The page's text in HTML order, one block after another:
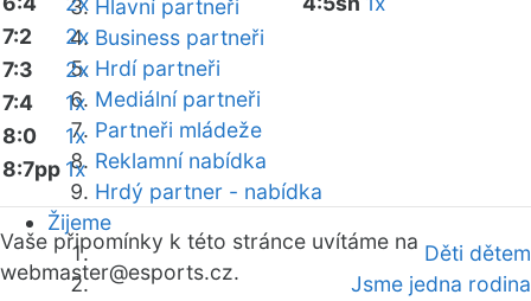
Hlavní partneři
Business partneři
Hrdí partneři
Mediální partneři
Partneři mládeže
Reklamní nabídka
Hrdý partner - nabídka
Žijeme
Děti dětem
Jsme jedna rodina
7:2
2x
7:3
2x
7:4
1x
8:0
1x
8:7pp 1x
Vaše připomínky k této stránce uvítáme na
webmaster@esports.cz.